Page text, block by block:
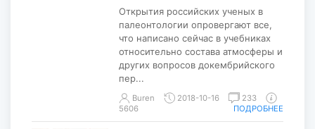
Открытия российских ученых в
палеонтологии опровергают все,
что написано сейчас в учебниках
относительно состава атмосферы и
других вопросов докембрийского
пер...
Buren 2018-10-16
233
5606
ПОДРОБНЕЕ